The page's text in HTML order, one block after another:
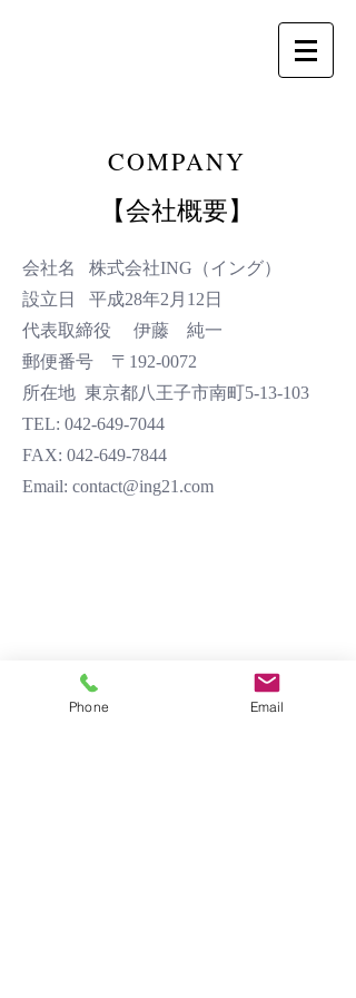
​COMPANY
​【会社概要】
会社名 株式会社ING（イング）
設立日 平成28年2月12日
代表取締役 伊藤 純一
郵便番号 〒192-0072
所在地 東京都八王子市南町5-13-103
TEL: 042-649-7044
FAX: 042-649-7844
Email: contact@ing21.com
Phone Email